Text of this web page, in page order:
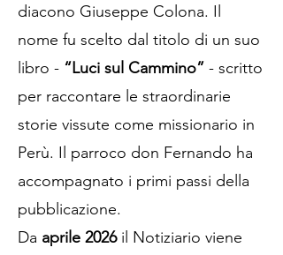
diacono Giuseppe Colona. Il
nome fu scelto dal titolo di un suo
libro - “Luci sul Cammino” - scritto
per raccontare le straordinarie
storie vissute come missionario in
Perù. Il parroco don Fernando ha
accompagnato i primi passi della
pubblicazione.
Da aprile 2026 il Notiziario viene